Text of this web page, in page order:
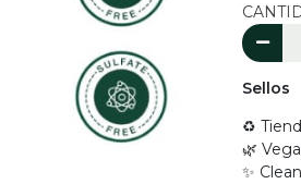
Sellos
♻️
🌿
✨